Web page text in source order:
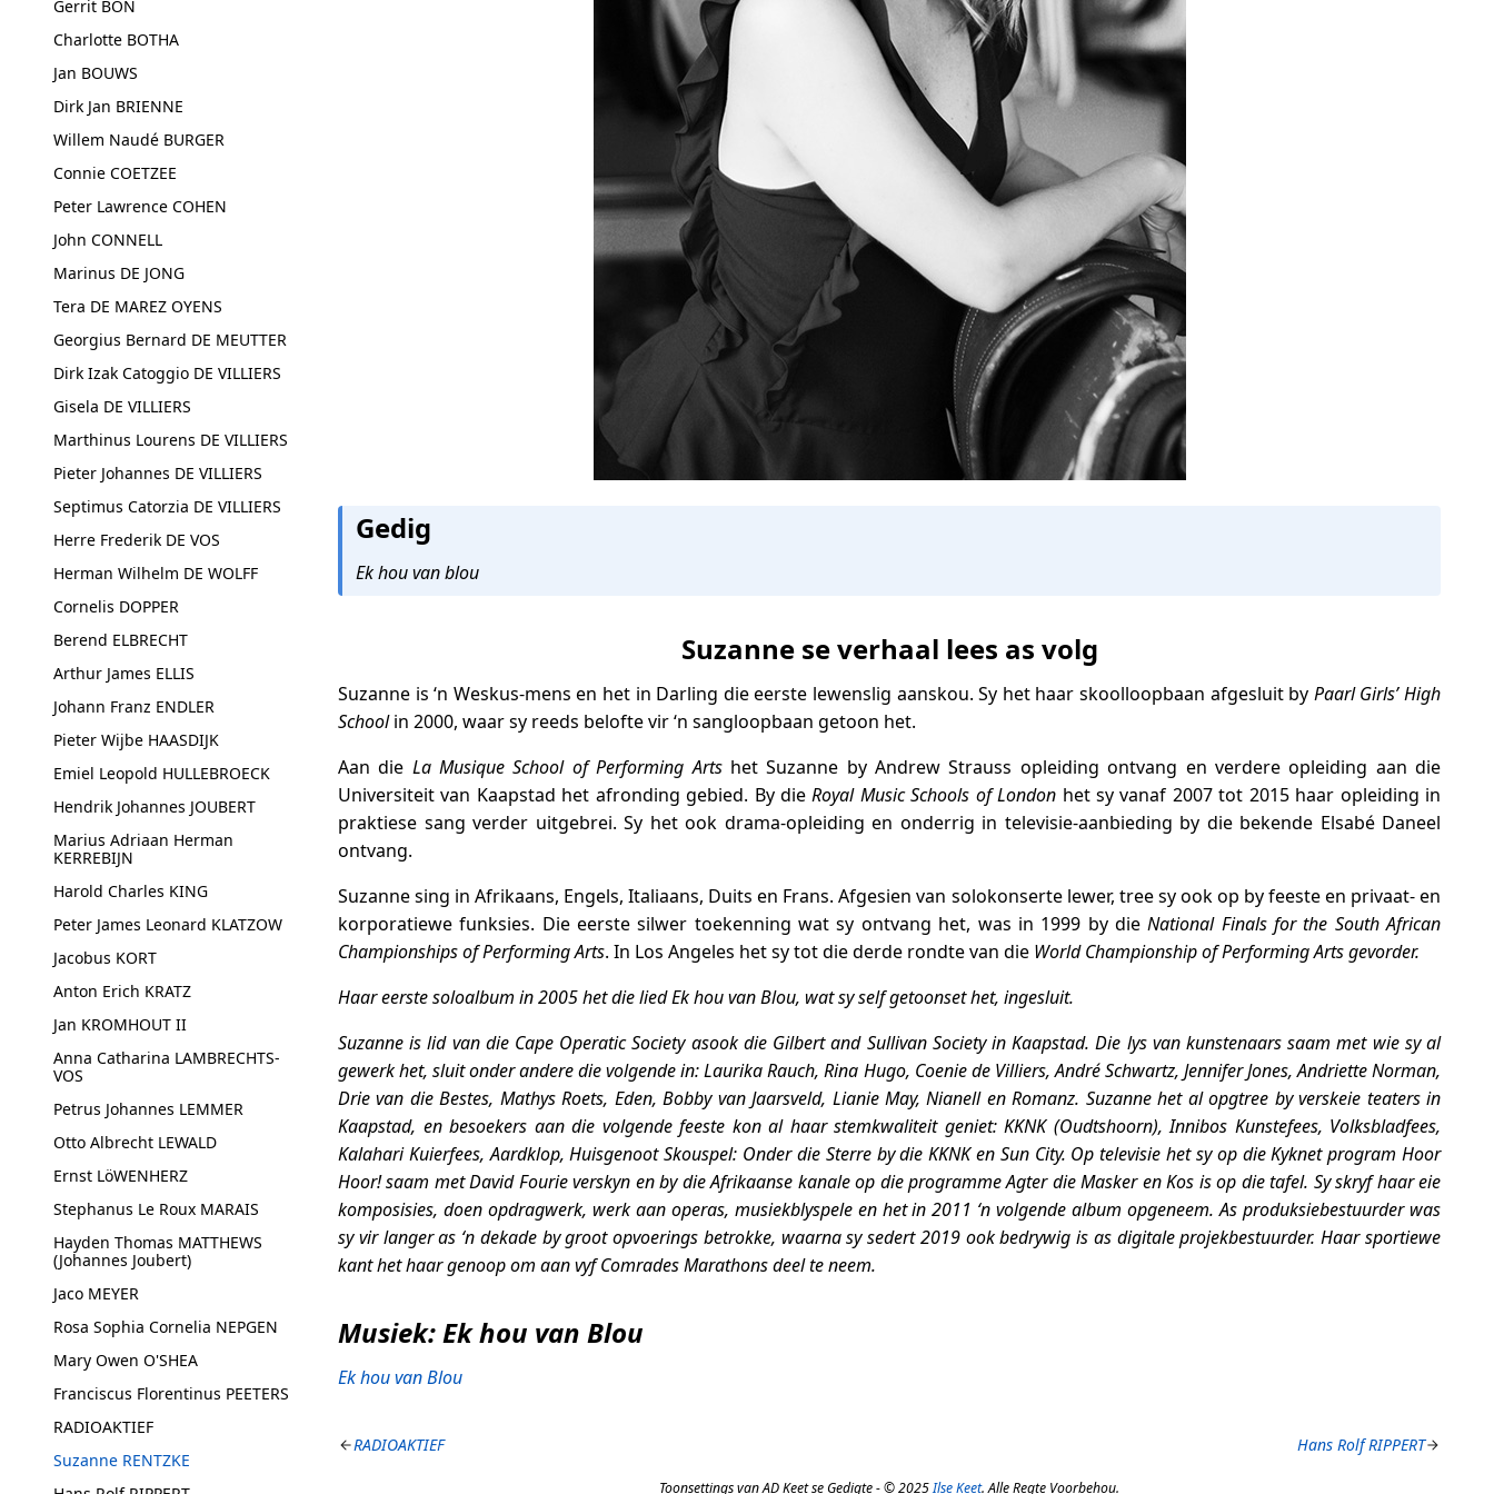
Gerrit BON
Charlotte BOTHA
Jan BOUWS
Dirk Jan BRIENNE
Willem Naudé BURGER
Connie COETZEE
Peter Lawrence COHEN
John CONNELL
Marinus DE JONG
Tera DE MAREZ OYENS
Georgius Bernard DE MEUTTER
Dirk Izak Catoggio DE VILLIERS
Gisela DE VILLIERS
Marthinus Lourens DE VILLIERS
Pieter Johannes DE VILLIERS
Septimus Catorzia DE VILLIERS
Herre Frederik DE VOS
Herman Wilhelm DE WOLFF
Cornelis DOPPER
Berend ELBRECHT
Arthur James ELLIS
Johann Franz ENDLER
Pieter Wijbe HAASDIJK
Emiel Leopold HULLEBROECK
Hendrik Johannes JOUBERT
Marius Adriaan Herman
KERREBIJN
Harold Charles KING
Peter James Leonard KLATZOW
Jacobus KORT
Anton Erich KRATZ
Jan KROMHOUT II
Anna Catharina LAMBRECHTS-
VOS
Petrus Johannes LEMMER
Otto Albrecht LEWALD
Ernst LöWENHERZ
Stephanus Le Roux MARAIS
Hayden Thomas MATTHEWS
(Johannes Joubert)
Jaco MEYER
Rosa Sophia Cornelia NEPGEN
Mary Owen O'SHEA
Franciscus Florentinus PEETERS
RADIOAKTIEF
Suzanne RENTZKE
Gedig
Ek hou van blou
Suzanne se verhaal lees as volg
Suzanne is ‘n Weskus-mens en het in Darling die eerste lewenslig aanskou. Sy het haar skoolloopbaan afgesluit by Paarl Girls’ High
Schoolin 2000, waar sy reeds belofte vir ‘n sangloopbaan getoon het.
Aan die La Musique School of Performing Artshet Suzanne by Andrew Strauss opleiding ontvang en verdere opleiding aan die
Universiteit van Kaapstad het afronding gebied. By dieRoyal Music Schools of London het sy vanaf 2007 tot 2015 haar opleiding in
praktiese sang verder uitgebrei. Sy het ook drama-opleiding en onderrig in televisie-aanbieding by die bekende Elsabé Daneel
ontvang.
Suzanne sing in Afrikaans, Engels, Italiaans, Duits en Frans. Afgesien van solokonserte lewer, tree sy ook op by feeste en privaat- en
korporatiewe funksies. Die eerste silwer toekenning wat sy ontvang het, was in 1999 by dieNational Finals for the South African
Championships of Performing Arts. In Los Angeles het sy tot die derde rondte van die World Championship of Performing Artsgevorder.
Haar eerste soloalbum in 2005 het die liedEk hou van Blou, wat sy self getoonset het, ingesluit.
Suzanne is lid van die Cape Operatic Societyasook die Gilbert and Sullivan Societyin Kaapstad. Die lys van kunstenaars saam met wie sy al
gewerk het, sluit onder andere die volgende in: Laurika Rauch, Rina Hugo, Coenie de Villiers, André Schwartz, Jennifer Jones, Andriette Norman,
Drie van die Bestes, Mathys Roets, Eden, Bobby van Jaarsveld, Lianie May, Nianell en Romanz. Suzanne het al opgtree by verskeie teaters in
Kaapstad, en besoekers aan die volgende feeste kon al haar stemkwaliteit geniet: KKNK (Oudtshoorn), Innibos Kunstefees, Volksbladfees,
Kalahari Kuierfees, Aardklop, Huisgenoot Skouspel: Onder die Sterre by die KKNK en Sun City. Op televisie het sy op die Kyknet programHoor
Hoor!saam met David Fourie verskyn en by die Afrikaanse kanale op die programmeAgter die MaskerenKos is op die tafel. Sy skryf haar eie
komposisies, doen opdragwerk, werk aan operas, musiekblyspele en het in 2011 ‘n volgende album opgeneem. As produksiebestuurder was
sy vir langer as ‘n dekade by groot opvoerings betrokke, waarna sy sedert 2019 ook bedrywig is as digitale projekbestuurder. Haar sportiewe
kant het haar genoop om aan vyf Comrades Marathons deel te neem.
Musiek:Ek hou van Blou
Ek hou van Blou
RADIOAKTIEF Hans Rolf RIPPERT
Toonsettings van AD Keet se Gedigte - © 2025Ilse Keet. Alle Regte Voorbehou.